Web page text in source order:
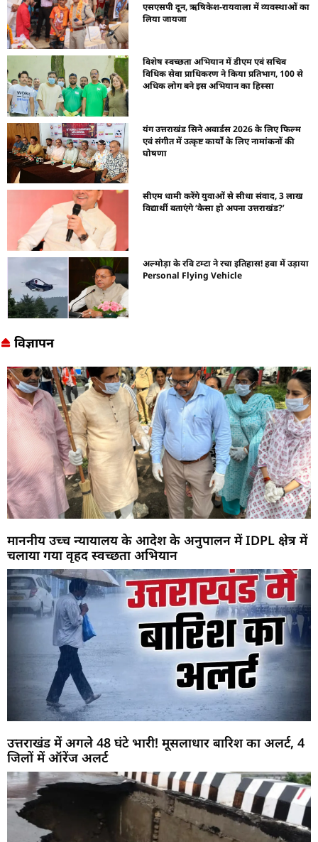
एसएसपी दून, ऋषिकेश-रायवाला में व्यवस्थाओं का
लिया जायजा
विशेष स्वच्छता अभियान में डीएम एवं सचिव
विधिक सेवा प्राधिकरण ने किया प्रतिभाग, 100 से
अधिक लोग बने इस अभियान का हिस्सा
यंग उत्तराखंड सिने अवार्डस 2026 के लिए फिल्म
एवं संगीत में उत्कृष्ट कार्यों के लिए नामांकनों की
घोषणा
सीएम धामी करेंगे युवाओं से सीधा संवाद, 3 लाख
विद्यार्थी बताएंगे ‘कैसा हो अपना उत्तराखंड?’
अल्मोड़ा के रवि टम्टा ने रचा इतिहास! हवा में उड़ाया
Personal Flying Vehicle
विज्ञापन
माननीय उच्च न्यायालय के आदेश के अनुपालन में IDPL क्षेत्र में
चलाया गया वृहद स्वच्छता अभियान
उत्तराखंड में अगले 48 घंटे भारी! मूसलाधार बारिश का अलर्ट, 4
जिलों में ऑरेंज अलर्ट